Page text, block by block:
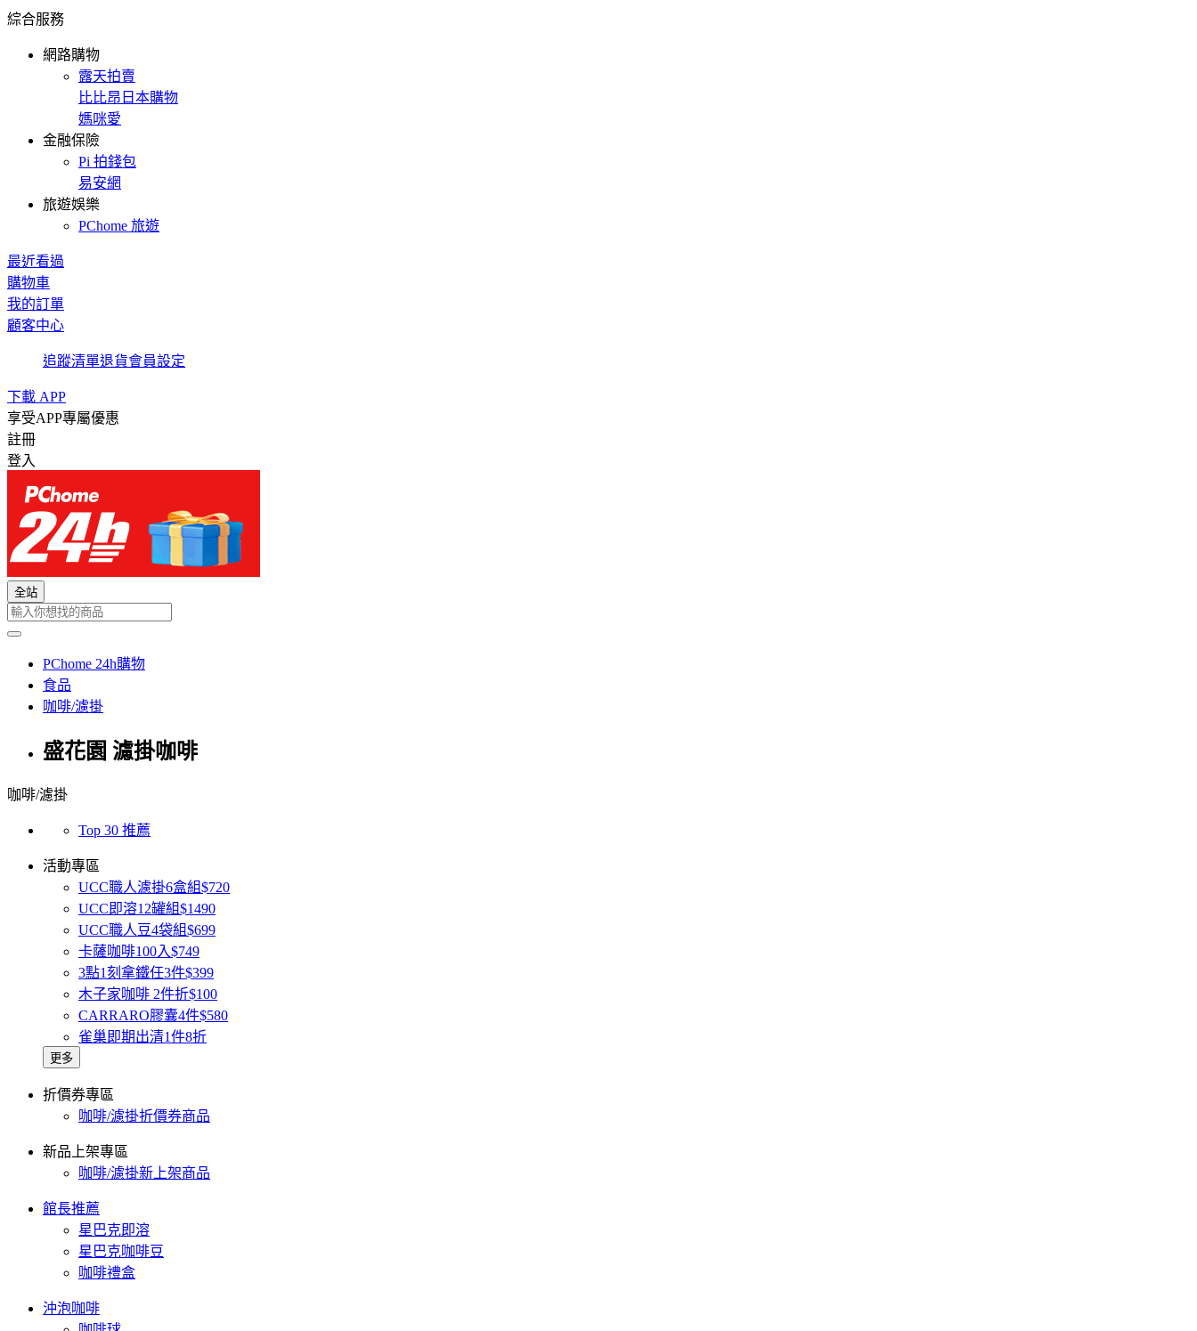
綜合服務
網路購物
露天拍賣
比比昂日本購物
媽咪愛
金融保險
Pi 拍錢包
易安網
旅遊娛樂
PChome 旅遊
最近看過
購物車
我的訂單
顧客中心
追蹤清單退貨會員設定
下載 APP
享受APP專屬優惠
註冊
登入
全站
PChome 24h購物
食品
咖啡/濾掛
盛花園 濾掛咖啡
咖啡/濾掛
Top 30 推薦
活動專區
UCC職人濾掛6盒組$720
UCC即溶12罐組$1490
UCC職人豆4袋組$699
卡薩咖啡100入$749
3點1刻拿鐵任3件$399
木子家咖啡 2件折$100
CARRARO膠囊4件$580
雀巢即期出清1件8折
更多
折價券專區
咖啡/濾掛折價券商品
新品上架專區
咖啡/濾掛新上架商品
館長推薦
星巴克即溶
星巴克咖啡豆
咖啡禮盒
沖泡咖啡